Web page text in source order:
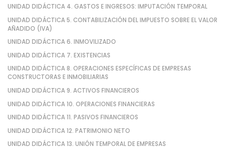
UNIDAD DIDÁCTICA 4. GASTOS E INGRESOS: IMPUTACIÓN TEMPORAL
UNIDAD DIDÁCTICA 5. CONTABILIZACIÓN DEL IMPUESTO SOBRE EL VALOR
AÑADIDO (IVA)
UNIDAD DIDÁCTICA 6. INMOVILIZADO
UNIDAD DIDÁCTICA 7. EXISTENCIAS
UNIDAD DIDÁCTICA 8. OPERACIONES ESPECÍFICAS DE EMPRESAS
CONSTRUCTORAS E INMOBILIARIAS
UNIDAD DIDÁCTICA 9. ACTIVOS FINANCIEROS
UNIDAD DIDÁCTICA 10. OPERACIONES FINANCIERAS
UNIDAD DIDÁCTICA 11. PASIVOS FINANCIEROS
UNIDAD DIDÁCTICA 12. PATRIMONIO NETO
UNIDAD DIDÁCTICA 13. UNIÓN TEMPORAL DE EMPRESAS